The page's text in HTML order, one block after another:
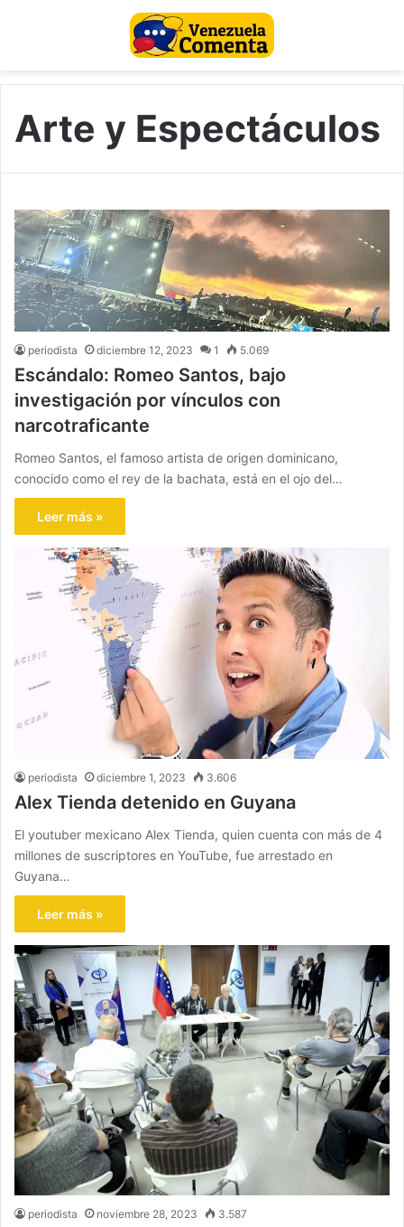
Arte y Espectáculos
periodista diciembre 12, 2023 1 5.069
Escándalo: Romeo Santos, bajo
investigación por vínculos con
narcotraficante
Romeo Santos, el famoso artista de origen dominicano,
conocido como el rey de la bachata, está en el ojo del…
Leer más »
periodista diciembre 1, 2023 3.606
Alex Tienda detenido en Guyana
El youtuber mexicano Alex Tienda, quien cuenta con más de 4
millones de suscriptores en YouTube, fue arrestado en
Guyana…
Leer más »
periodista noviembre 28, 2023 3.587